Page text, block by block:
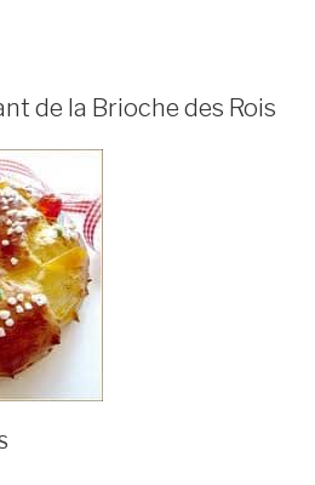
de la Brioche des Rois